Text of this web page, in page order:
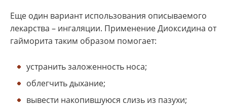
Еще один вариант использования описываемого
лекарства – ингаляции. Применение Диоксидина от
гайморита таким образом помогает:
устранить заложенность носа;
облегчить дыхание;
вывести накопившуюся слизь из пазухи;